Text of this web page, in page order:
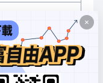
出之限制
元(含)：0.30%
(不含)以上：